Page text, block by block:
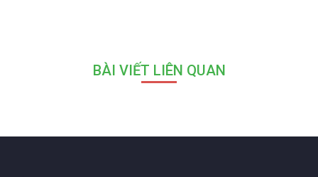
BÀI VIẾT LIÊN QUAN